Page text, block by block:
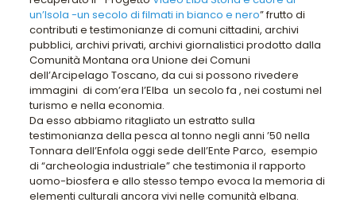
un’Isola -un secolo di filmati in bianco e nero” frutto di
contributi e testimonianze di comuni cittadini, archivi
pubblici, archivi privati, archivi giornalistici prodotto dalla
Comunità Montana ora Unione dei Comuni
dell’Arcipelago Toscano, da cui si possono rivedere
immagini di com’era l’Elba un secolo fa , nei costumi nel
turismo e nella economia.
Da esso abbiamo ritagliato un estratto sulla
testimonianza della pesca al tonno negli anni ’50 nella
Tonnara dell’Enfola oggi sede dell’Ente Parco, esempio
di “archeologia industriale” che testimonia il rapporto
uomo-biosfera e allo stesso tempo evoca la memoria di
elementi culturali ancora vivi nelle comunità elbana.